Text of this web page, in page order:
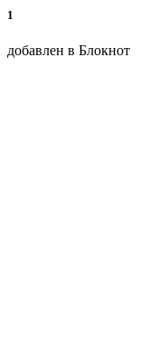
1
добавлен в Блокнот